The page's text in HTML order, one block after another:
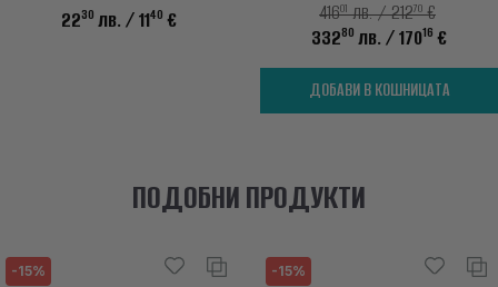
2230 лв. / 1140 € 41601лв. / 21270€
33280 лв. / 17016 €
ДОБАВИ В КОШНИЦАТА
ПОДОБНИ ПРОДУКТИ
-15% -15%